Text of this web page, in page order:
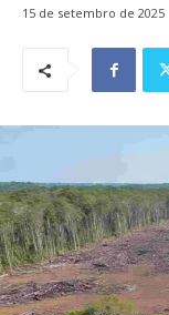
15 de setembro de 2025